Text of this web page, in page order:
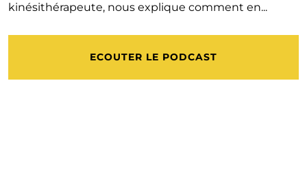
kinésithérapeute, nous explique comment en...
ECOUTER LE PODCAST